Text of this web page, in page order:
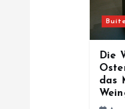
Die
das